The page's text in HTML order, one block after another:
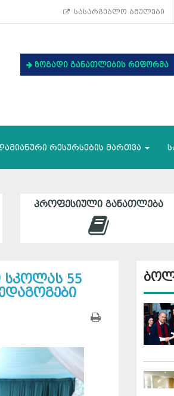
სასარგებლო ბმულები
ზოგადი განათლების რეფორმა
რესურსების მართვა
ᲞᲠᲝᲤᲔᲡᲘᲣᲚᲘ ᲒᲐᲜᲐᲗᲚᲔᲑᲐ
სკოლას 55